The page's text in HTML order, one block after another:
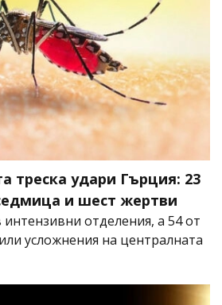
треска удари Гърция: 23
и шест жертви
отделения, а 54 от
усложнения на централната